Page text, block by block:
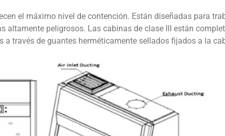
el máximo nivel de contención. Están diseñadas para
altamente peligrosos. Las cabinas de clase III están
a través de guantes herméticamente sellados fijados a la